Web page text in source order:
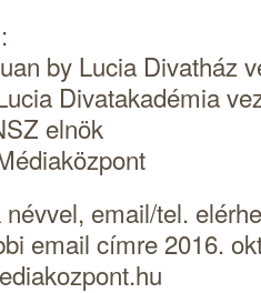
by Lucia Divatház
Divatakadémia
elnök
email/tel.
email címre 2016.
t.hu